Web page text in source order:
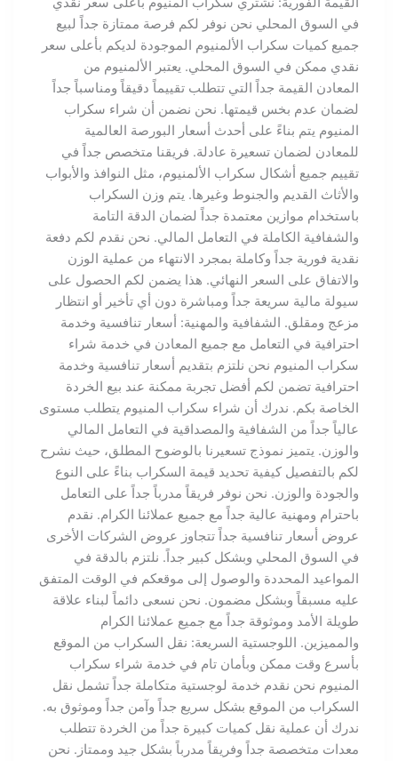
في السوق المحلي نحن نوفر لكم فرصة ممتازة جداً لبيع
جميع كميات سكراب الألمنيوم الموجودة لديكم بأعلى سعر
نقدي ممكن في السوق المحلي. يعتبر الألمنيوم من
المعادن القيمة جداً التي تتطلب تقييماً دقيقاً ومناسباً جداً
لضمان عدم بخس قيمتها. نحن نضمن أن شراء سكراب
المنيوم يتم بناءً على أحدث أسعار البورصة العالمية
للمعادن لضمان تسعيرة عادلة. فريقنا متخصص جداً في
تقييم جميع أشكال سكراب الألمنيوم، مثل النوافذ والأبواب
والأثاث القديم والجنوط وغيرها. يتم وزن السكراب
باستخدام موازين معتمدة جداً لضمان الدقة التامة
والشفافية الكاملة في التعامل المالي. نحن نقدم لكم دفعة
نقدية فورية جداً وكاملة بمجرد الانتهاء من عملية الوزن
والاتفاق على السعر النهائي. هذا يضمن لكم الحصول على
سيولة مالية سريعة جداً ومباشرة دون أي تأخير أو انتظار
مزعج ومقلق. الشفافية والمهنية: أسعار تنافسية وخدمة
احترافية في التعامل مع جميع المعادن في خدمة شراء
سكراب المنيوم نحن نلتزم بتقديم أسعار تنافسية وخدمة
احترافية تضمن لكم أفضل تجربة ممكنة عند بيع الخردة
الخاصة بكم. ندرك أن شراء سكراب المنيوم يتطلب مستوى
عالياً جداً من الشفافية والمصداقية في التعامل المالي
والوزن. يتميز نموذج تسعيرنا بالوضوح المطلق، حيث نشرح
لكم بالتفصيل كيفية تحديد قيمة السكراب بناءً على النوع
والجودة والوزن. نحن نوفر فريقاً مدرباً جداً على التعامل
باحترام ومهنية عالية جداً مع جميع عملائنا الكرام. نقدم
عروض أسعار تنافسية جداً تتجاوز عروض الشركات الأخرى
في السوق المحلي وبشكل كبير جداً. نلتزم بالدقة في
المواعيد المحددة والوصول إلى موقعكم في الوقت المتفق
عليه مسبقاً وبشكل مضمون. نحن نسعى دائماً لبناء علاقة
طويلة الأمد وموثوقة جداً مع جميع عملائنا الكرام
والمميزين. اللوجستية السريعة: نقل السكراب من الموقع
بأسرع وقت ممكن وبأمان تام في خدمة شراء سكراب
المنيوم نحن نقدم خدمة لوجستية متكاملة جداً تشمل نقل
السكراب من الموقع بشكل سريع جداً وآمن جداً وموثوق به.
ندرك أن عملية نقل كميات كبيرة جداً من الخردة تتطلب
معدات متخصصة جداً وفريقاً مدرباً بشكل جيد وممتاز. نحن